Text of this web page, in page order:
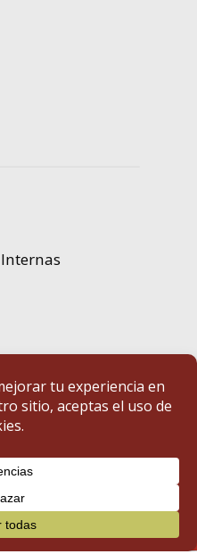
Diputación de Badajoz